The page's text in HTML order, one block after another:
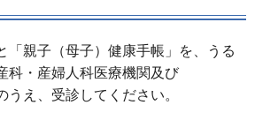
「親子（母子）健康手帳」を、うる
科・産婦人科医療機関及び
うえ、受診してください。